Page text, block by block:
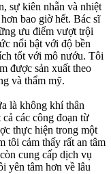
sự kiên nhẫn và nhiệt
bao giờ hết. Bác sĩ
ưu điểm vượt trội
nổi bật với độ bền
tốt với mô nướu. Tôi
được sản xuất theo
và thẩm mỹ.
là không khí thân
các công đoạn từ
thực hiện trong một
tôi cảm thấy rất an tâm
cung cấp dịch vụ
yên tâm hơn về lâu